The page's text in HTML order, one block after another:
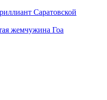
Саратовской
жемчужина Гоа